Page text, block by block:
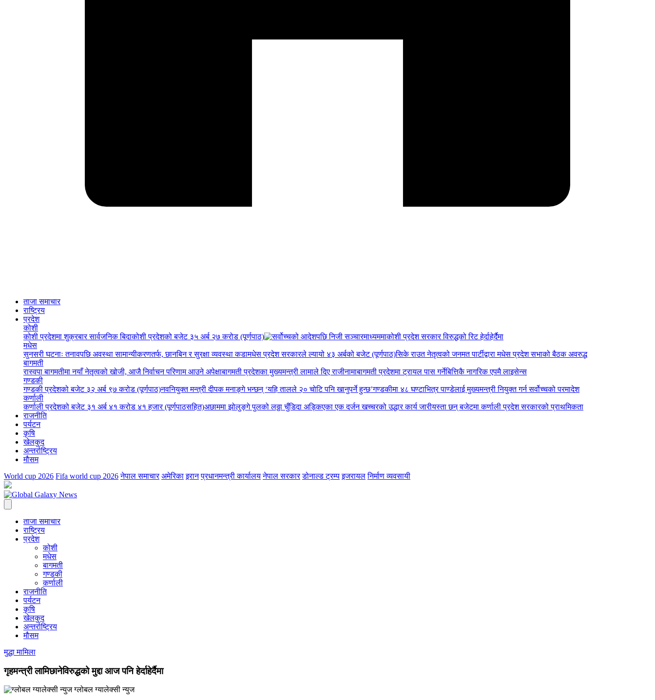
ताजा समाचार
राष्ट्रिय
प्रदेश
कोशी
कोशी प्रदेशमा शुक्रबार सार्वजनिक बिदाकोशी प्रदेशको बजेट ३५ अर्ब २७ करोड (पूर्णपाठ)
कोशी प्रदेश सरकार विरुद्धको रिट हेर्दाहेर्दैमा
मधेस
सुनसरी घटनाः तनावपछि अवस्था सामान्यीकरणतर्फ, छानबिन र सुरक्षा व्यवस्था कडामधेस प्रदेश सरकारले ल्यायो ४३ अर्बको बजेट (पूर्णपाठ)सिके राउत नेतृत्वको जनमत पार्टीद्वारा मधेस प्रदेश सभाको बैठक अवरुद्ध
बागमती
रास्वपा बागमतीमा नयाँ नेतृत्वको खोजी, आजै निर्वाचन परिणाम आउने अपेक्षाबागमती प्रदेशका मुख्यमन्त्री लामाले दिए राजीनामाबागमती प्रदेशमा ट्रायल पास गर्नेबित्तिकै नागरिक एपमै लाइसेन्स
गण्डकी
गण्डकी प्रदेशको बजेट ३२ अर्ब ९७ करोड (पूर्णपाठ)नवनियुक्त मन्त्री दीपक मनाङ्गे भन्छन् ‘यहि तालले २० चोटि पनि खानुपर्ने हुन्छ’गण्डकीमा ४८ घण्टाभित्र पाण्डेलाई मुख्यमन्त्री नियुक्त गर्न सर्वोच्चको परमादेश
कर्णाली
कर्णाली प्रदेशको बजेट ३१ अर्ब ४१ करोड ४१ हजार (पूर्णपाठसहित)अछाममा झोलुङ्गे पुलको लठ्ठा चुँडिदा अड्किएका एक दर्जन खच्चरको उद्धार कार्य जारीयस्ता छन् बजेटमा कर्णाली प्रदेश सरकारको प्राथमिकता
राजनीति
पर्यटन
कृषि
खेलकुद
अन्तर्राष्ट्रिय
मौसम
World cup 2026 Fifa world cup 2026 नेपाल समाचार अमेरिका इरान प्रधानमन्त्री कार्यालय नेपाल सरकार डोनाल्ड ट्रम्प इजरायल निर्माण व्यवसायी
ताजा समाचार
राष्ट्रिय
प्रदेश
कोशी
मधेस
बागमती
गण्डकी
कर्णाली
राजनीति
पर्यटन
कृषि
खेलकुद
अन्तर्राष्ट्रिय
मौसम
मुद्धा मामिला
गृहमन्त्री लामिछानेविरुद्धको मुद्दा आज पनि हेर्दाहेर्दैमा
ग्लोबल ग्यालेक्सी न्युज